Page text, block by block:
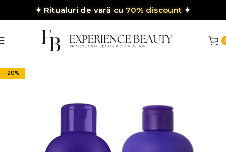
✦ Ritualuri de vară cu 70% discount ✦
-20%